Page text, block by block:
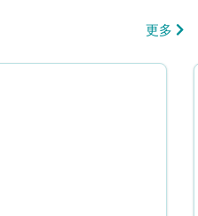
更多